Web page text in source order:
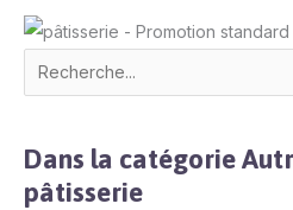
Dans la catégorie
pâtisserie